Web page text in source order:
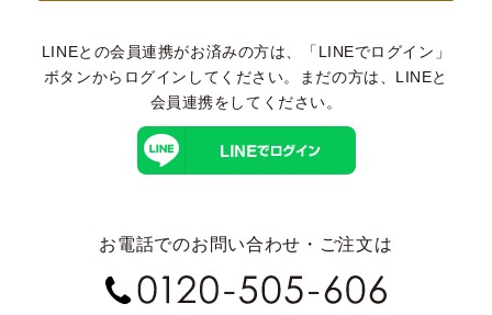
LINEとの会員連携がお済みの方は、「LINEでログイン」
ボタンからログインしてください。まだの方は、 LINEと
会員連携をしてください。
お電話でのお問い合わせ・ご注文は